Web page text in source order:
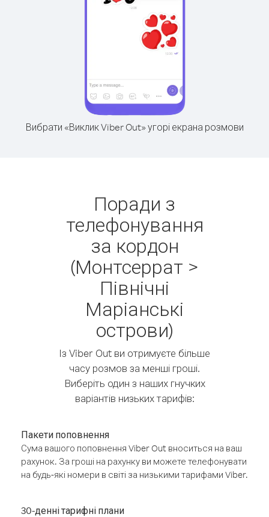
Вибрати «Виклик Viber Out» угорі екрана розмови
Поради з
телефонування
за кордон
(Монтсеррат >
Північні
Маріанські
острови)
Із Viber Out ви отримуєте більше
часу розмов за менші гроші.
Виберіть один з наших гнучких
варіантів низьких тарифів:
Пакети поповнення
Сума вашого поповнення Viber Out вноситься на ваш
рахунок. За гроші на рахунку ви можете телефонувати
на будь-які номери в світі за низькими тарифами Viber.
30-денні тарифні плани